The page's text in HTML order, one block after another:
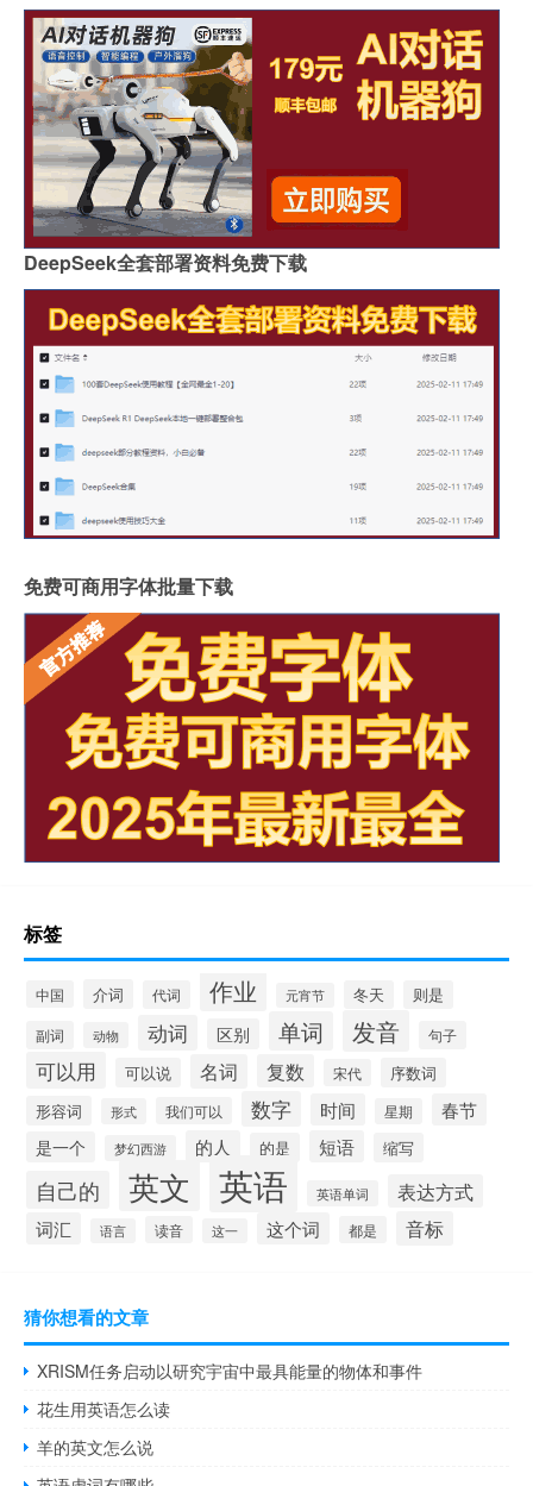
DeepSeek全套部署资料免费下载
免费可商用字体批量下载
标签
中国 介词 代词 作业 元宵节 冬天
则是
副词
动物 动词 区别 单词 发音 句子
可以用 可以说 名词 复数 宋代
序数词
形容词
形式 我们可以 数字 时间 星期 春节
是一个 梦幻西游 的人 的是 短语 缩写
自己的 英文 英语 英语单词 表达方式
词汇 语言 读音 这一 这个词 都是 音标
猜你想看的文章
XRISM任务启动以研究宇宙中最具能量的物体和事件
花生用英语怎么读
羊的英文怎么说